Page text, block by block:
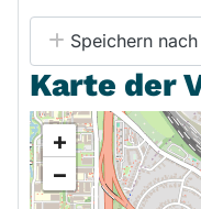
Speichern nach
Karte der
+
−